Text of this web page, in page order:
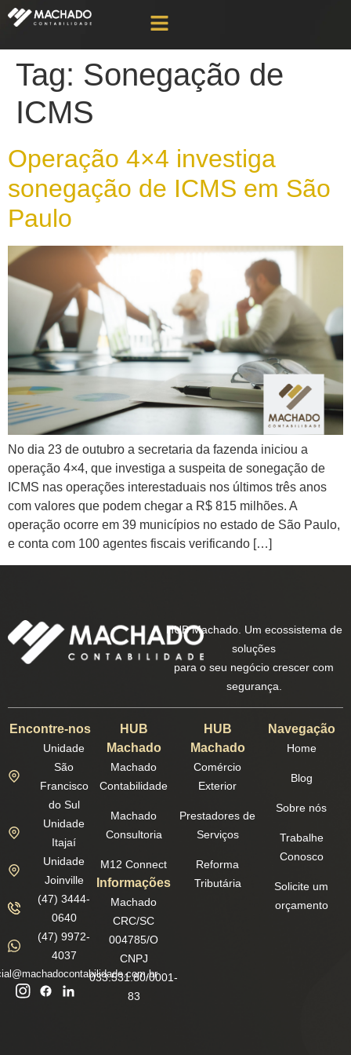
Tag: Sonegação de
ICMS
Operação 4×4 investiga
sonegação de ICMS em São
Paulo
No dia 23 de outubro a secretaria da fazenda iniciou a
operação 4×4, que investiga a suspeita de sonegação de
ICMS nas operações interestaduais nos últimos três anos
com valores que podem chegar a R$ 815 milhões. A
operação ocorre em 39 municípios no estado de São Paulo,
e conta com 100 agentes fiscais verificando […]
HUB Machado. Um ecossistema de
soluções
para o seu negócio crescer com
segurança.
Encontre-nos
Unidade
São
Francisco
do Sul
Unidade
Itajaí
Unidade
Joinville
(47) 3444-
0640
(47) 9972-
4037
HUB
Machado
Machado
Contabilidade
Machado
Consultoria
M12 Connect
Informações
Machado
CRC/SC
004785/O
CNPJ
033.531.80/0001-
83
HUB
Machado
Comércio
Exterior
Prestadores de
Serviços
Reforma
Tributária
Navegação
Home
Blog
Sobre nós
Trabalhe
Conosco
Solicite um
orçamento